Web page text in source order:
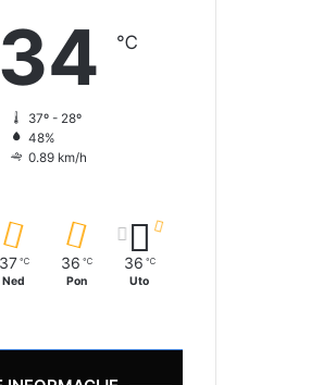
34 ℃
37º - 28º
48%
0.89 km/h
37 ℃
Ned
36 ℃
Pon
36 ℃
Uto